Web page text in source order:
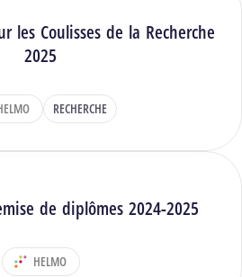
les Coulisses de la Recherche
2025
: RECHERCHE
de diplômes 2024-2025
DÉPARTEMENT :
HELMO